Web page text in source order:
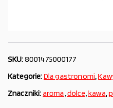
SKU: 8001475000177
Kategorie: Dla gastronomi,
Znaczniki: aroma,dolce,kawa,